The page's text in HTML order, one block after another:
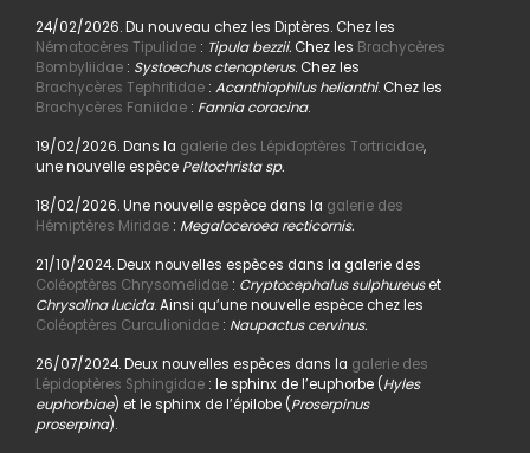
24/02/2026. Du nouveau chez les Diptères. Chez les
Nématocères Tipulidae: Tipula bezzii. Chez les Brachycères
Bombyliidae: Systoechus ctenopterus. Chez les
Brachycères Tephritidae: Acanthiophilus helianthi. Chez les
Brachycères Faniidae: Fannia coracina.
19/02/2026. Dans la galerie des Lépidoptères Tortricidae,
une nouvelle espèce Peltochrista sp.
18/02/2026. Une nouvelle espèce dans la galerie des
Hémiptères Miridae: Megaloceroea recticornis.
21/10/2024. Deux nouvelles espèces dans la galerie des
Coléoptères Chrysomelidae: Cryptocephalus sulphureuset
Chrysolina lucida. Ainsi qu’une nouvelle espèce chez les
Coléoptères Curculionidae : Naupactus cervinus.
26/07/2024. Deux nouvelles espèces dans la galerie des
Lépidoptères Sphingidae: le sphinx de l’euphorbe (Hyles
euphorbiae) et le sphinx de l’épilobe (Proserpinus
proserpina).